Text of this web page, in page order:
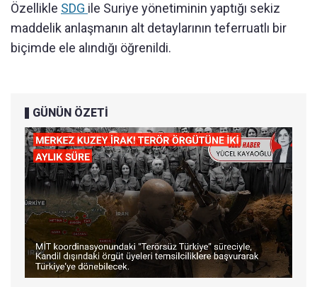
Özellikle SDG ile Suriye yönetiminin yaptığı sekiz
maddelik anlaşmanın alt detaylarının teferruatlı bir
biçimde ele alındığı öğrenildi.
GÜNÜN ÖZETİ